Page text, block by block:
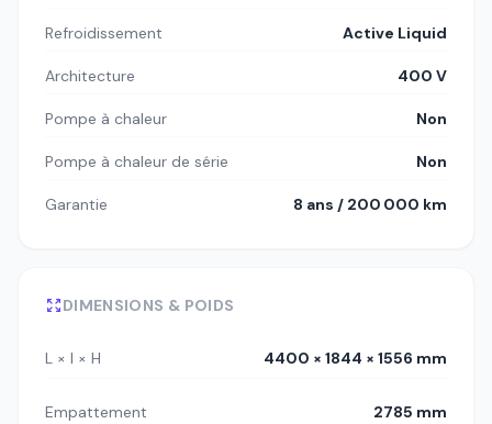
Refroidissement Active Liquid
Architecture 400 V
Pompe à chaleur Non
Pompe à chaleur de série Non
Garantie 8 ans / 200 000 km
DIMENSIONS & POIDS
L × l × H 4400 × 1844 × 1556 mm
Empattement 2785 mm